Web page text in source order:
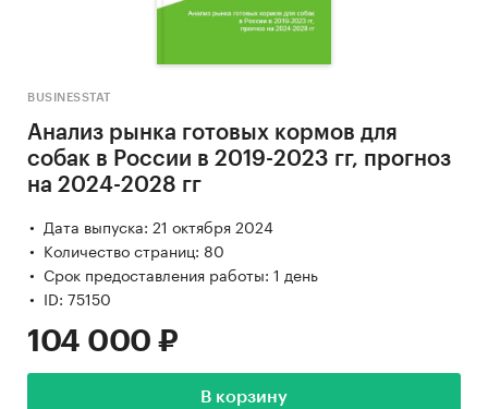
BUSINESSTAT
Анализ рынка готовых кормов для
собак в России в 2019-2023 гг, прогноз
на 2024-2028 гг
Дата выпуска: 21 октября 2024
Количество страниц: 80
Срок предоставления работы: 1 день
ID: 75150
104 000 ₽
В корзину